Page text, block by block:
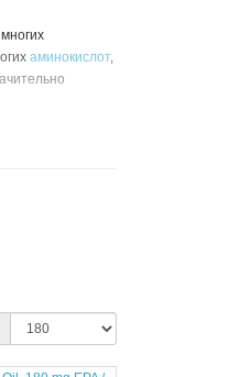
аминокислот,
способствует